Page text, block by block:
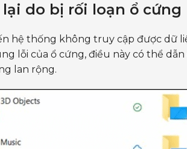
do bị rối loạn ổ cứng
hệ thống không truy cập được dữ
lỗi của ổ cứng, điều này có thể
lan rộng.